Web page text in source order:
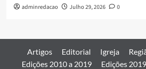
adminredacao Julho 29, 2026 0
Artigos Editorial Igreja
Edições 2010 a 2019
Edições